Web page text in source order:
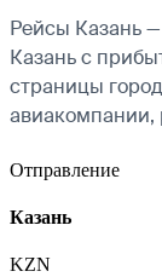
Рейсы Казань
Казань с
страницы
авиакомпании,
Отправление
Казань
KZN